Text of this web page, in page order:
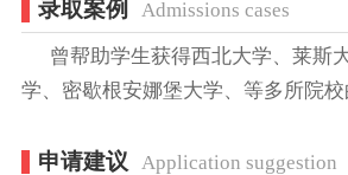
录取案例 Admissions cases
曾帮助学生获得西北大学、莱斯
学、密歇根安娜堡大学、等多所院校
申请建议 Application suggestion